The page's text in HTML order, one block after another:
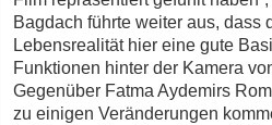
Bagdach führte weiter aus, dass
Lebensrealität hier eine gute
Funktionen hinter der Kamera
Gegenüber Fatma Aydemirs
zu einigen Veränderungen